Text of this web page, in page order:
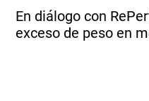
En diálogo con
exceso de peso en